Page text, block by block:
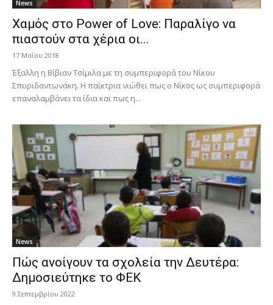
News
Χαμός στο Power of Love: Παραλίγο να
πιαστούν στα χέρια οι...
17 Μαΐου 2018
Έξαλλη η Βίβιαν Τσίμιλα με τη συμπεριφορά του Νίκου
Σπυριδαντωνάκη. Η παίκτρια νιώθει πως ο Νίκος ως συμπεριφορά
επαναλαμβάνει τα ίδια και πως η...
News
Πώς ανοίγουν τα σχολεία την Δευτέρα:
Δημοσιεύτηκε το ΦΕΚ
9 Σεπτεμβρίου 2022